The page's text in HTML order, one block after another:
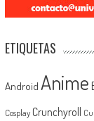
ETIQUETAS
Android Anime
Cosplay Crunchyroll